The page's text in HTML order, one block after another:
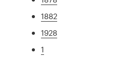
1882
1928
1